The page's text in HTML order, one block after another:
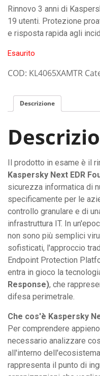
Rinnovo 3 anni di
19 utenti. Protezione
e risposta rapida agli
Esaurito
COD: KL4065XAMTR
Descrizione
Il prodotto in esame è il
Kaspersky Next EDR
sicurezza informatica di
specificamente per le
controllo granulare e di
infrastruttura IT. In
non sono più semplici
sofisticati, l'approccio
Endpoint Protection
entra in gioco la
Response), che
difesa perimetrale.
Che cos'è Kaspersky
Per comprendere
necessario analizzare
all'interno
rappresenta il punto di